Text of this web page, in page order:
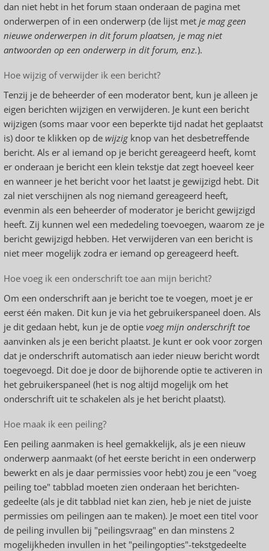
dan niet hebt in het forum staan onderaan de pagina met
onderwerpen of in een onderwerp (de lijst met je mag geen
nieuwe onderwerpen in dit forum plaatsen, je mag niet
antwoorden op een onderwerp in dit forum, enz.).
Hoe wijzig of verwijder ik een bericht?
Tenzij je de beheerder of een moderator bent, kun je alleen je
eigen berichten wijzigen en verwijderen. Je kunt een bericht
wijzigen (soms maar voor een beperkte tijd nadat het geplaatst
is) door te klikken op de wijzig knop van het desbetreffende
bericht. Als er al iemand op je bericht gereageerd heeft, komt
er onderaan je bericht een klein tekstje dat zegt hoeveel keer
en wanneer je het bericht voor het laatst je gewijzigd hebt. Dit
zal niet verschijnen als nog niemand gereageerd heeft,
evenmin als een beheerder of moderator je bericht gewijzigd
heeft. Zij kunnen wel een mededeling toevoegen, waarom ze je
bericht gewijzigd hebben. Het verwijderen van een bericht is
niet meer mogelijk zodra er iemand op gereageerd heeft.
Hoe voeg ik een onderschrift toe aan mijn bericht?
Om een onderschrift aan je bericht toe te voegen, moet je er
eerst één maken. Dit kun je via het gebruikerspaneel doen. Als
je dit gedaan hebt, kun je de optie voeg mijn onderschrift toe
aanvinken als je een bericht plaatst. Je kunt er ook voor zorgen
dat je onderschrift automatisch aan ieder nieuw bericht wordt
toegevoegd. Dit doe je door de bijhorende optie te activeren in
het gebruikerspaneel (het is nog altijd mogelijk om het
onderschrift uit te schakelen als je het bericht plaatst).
Hoe maak ik een peiling?
Een peiling aanmaken is heel gemakkelijk, als je een nieuw
onderwerp aanmaakt (of het eerste bericht in een onderwerp
bewerkt en als je daar permissies voor hebt) zou je een "voeg
peiling toe" tabblad moeten zien onderaan het berichten-
gedeelte (als je dit tabblad niet kan zien, heb je niet de juiste
permissies om peilingen aan te maken). Je moet een titel voor
de peiling invullen bij "peilingsvraag" en dan minstens 2
mogelijkheden invullen in het "peilingopties"-tekstgedeelte